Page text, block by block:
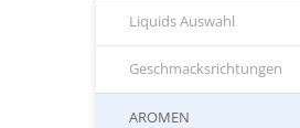
Liquids Auswahl
Geschmacksrichtungen
AROMEN